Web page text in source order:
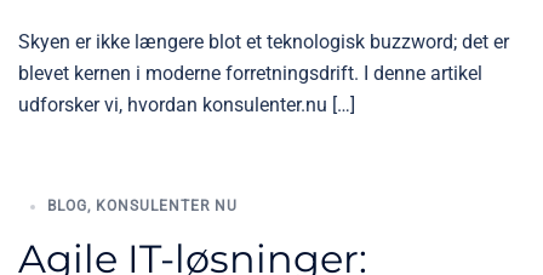
Skyen er ikke længere blot et teknologisk buzzword; det er
blevet kernen i moderne forretningsdrift. I denne artikel
udforsker vi, hvordan konsulenter.nu […]
BLOG, KONSULENTER NU
Agile IT-løsninger: